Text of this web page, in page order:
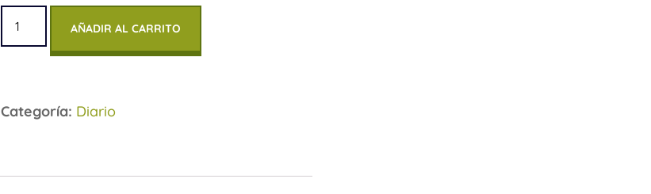
AÑADIR AL CARRITO
Categoría: Diario